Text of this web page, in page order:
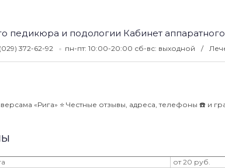
педикюра и подологии Кабинет
372-62-92 пн-пт: 10:00-20:00 сб-вс: выходной
«Рига» ⭐️ Честные отзывы, адреса, телефоны ☎️ и
от 20 руб.